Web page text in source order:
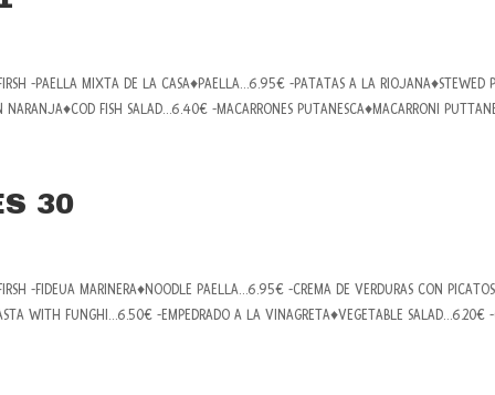
-PAELLA MIXTA DE LA CASA♦PAELLA…6.95€ -PATATAS A LA
NARANJA♦COD FISH SALAD…6.40€ -MACARRONES PUTANESCA♦MACARRONI
30
-FIDEUA MARINERA♦NOODLE PAELLA…6.95€ -CREMA DE VERDURAS CON
WITH FUNGHI…6.50€ -EMPEDRADO A LA VINAGRETA♦VEGETABLE SALAD…6.20€ -